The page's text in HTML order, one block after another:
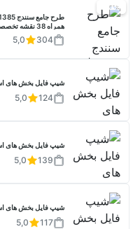
20%
همراه 38 نقشه تخصصی
304
5,0
شیپ فایل بخش های استان
124
5,0
شیپ فایل بخش های
139
5,0
شیپ فایل بخش های استان
117
5,0